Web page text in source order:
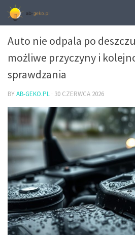
ROZRUCH I ODPALANIE SAMOCHODU
Auto nie odpala po
możliwe przyczyny i
sprawdzania
BYAB-GEKO.PL · 30 CZERWCA 2026